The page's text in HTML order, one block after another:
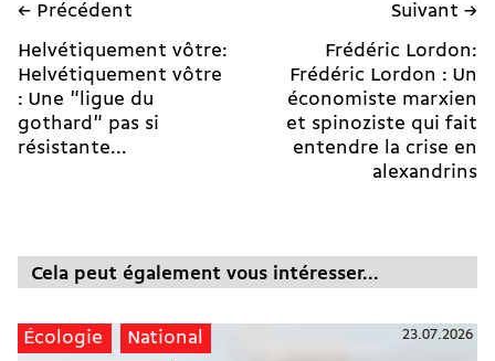
← Précédent
Helvétiquement vôtre:
Helvétiquement vôtre
: Une "ligue du
gothard" pas si
résistante...
Suivant →
Frédéric Lordon:
Frédéric Lordon : Un
économiste marxien
et spinoziste qui fait
entendre la crise en
alexandrins
Cela peut également vous intéresser...
Écologie National 23.07.2026